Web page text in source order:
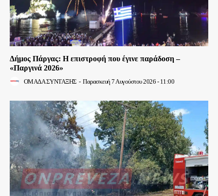
Δήμος Πάργας: Η επιστροφή που έγινε παράδοση –
«Παργινά 2026»
ΟΜΑΔΑ ΣΥΝΤΑΞΗΣ - Παρασκευή 7 Αυγούστου 2026 - 11:00